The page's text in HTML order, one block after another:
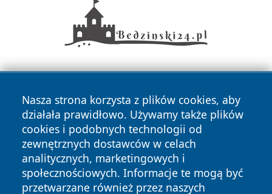
Nasza strona korzysta z plików cookies, aby
działała prawidłowo. Używamy także plików
cookies i podobnych technologii od
zewnętrznych dostawców w celach
analitycznych, marketingowych i
społecznościowych. Informacje te mogą być
przetwarzane również przez naszych
Copyright © 2026 24piaseczno.pl Wszystkie prawa
zastrzeżone.